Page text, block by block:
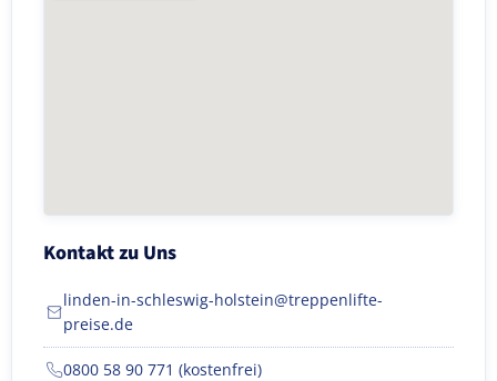
Kontakt zu Uns
linden-in-schleswig-holstein@treppenlifte-
preise.de
0800 58 90 771 (kostenfrei)